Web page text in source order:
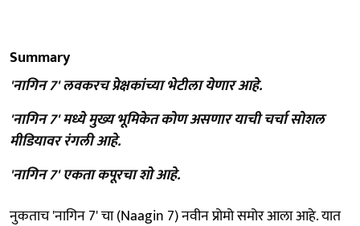
Summary
'नागिन 7' लवकरच प्रेक्षकांच्या भेटीला येणार आहे.
'नागिन 7' मध्ये मुख्य भूमिकेत कोण असणार याची चर्चा सोशल
मीडियावर रंगली आहे.
'नागिन 7' एकता कपूरचा शो आहे.
नुकताच 'नागिन 7' चा (Naagin 7) नवीन प्रोमो समोर आला आहे. यात